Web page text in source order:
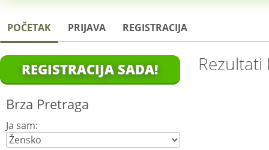
POČETAK PRIJAVA REGISTRACIJA
REGISTRACIJA SADA!
Brza Pretraga
Ja sam:
Rezultati